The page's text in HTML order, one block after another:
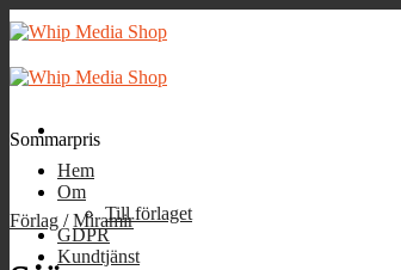
Skip
to
Hem
Om
Till förlaget
GDPR
Kundtjänst
Sommarpris
Förlag / Miramir